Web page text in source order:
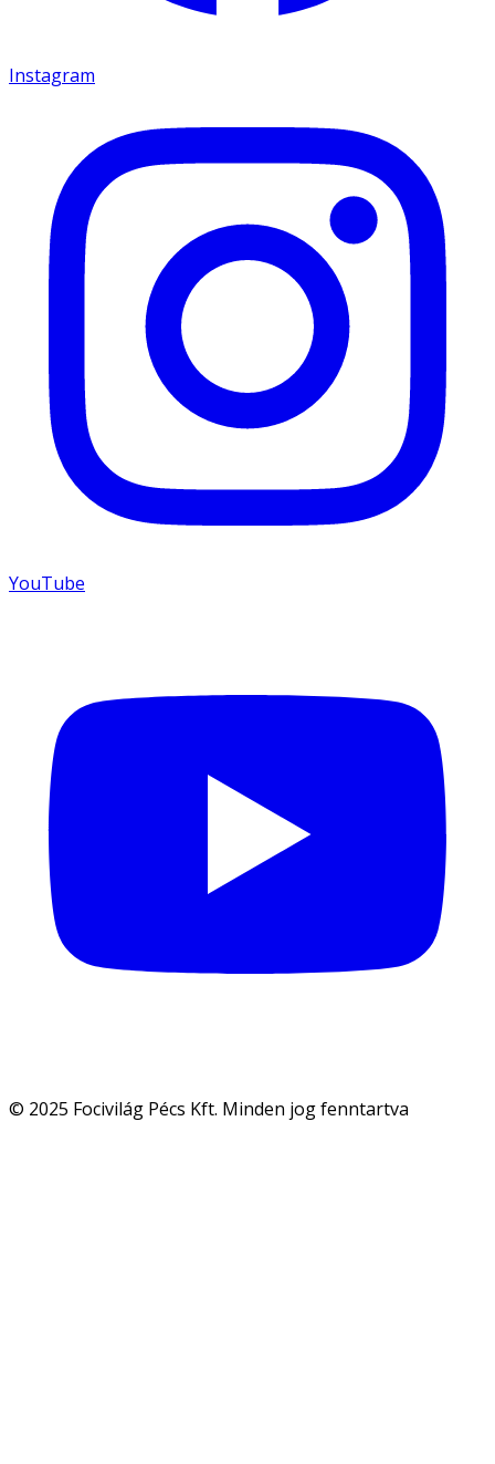
Instagram
YouTube
© 2025 Focivilág Pécs Kft. Minden jog fenntartva